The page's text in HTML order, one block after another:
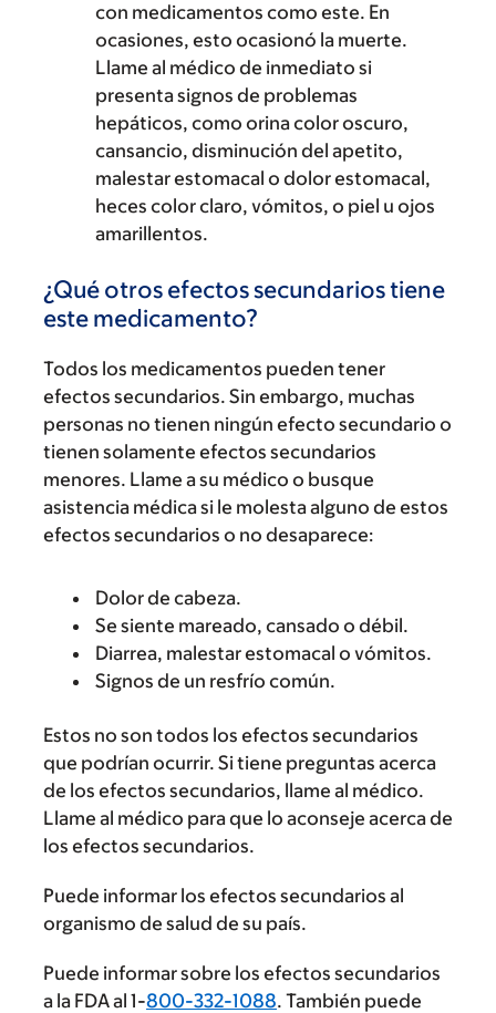
con medicamentos como este. En
ocasiones, esto ocasionó la muerte.
Llame al médico de inmediato si
presenta signos de problemas
hepáticos, como orina color oscuro,
cansancio, disminución del apetito,
malestar estomacal o dolor estomacal,
heces color claro, vómitos, o piel u ojos
amarillentos.
¿Qué otros efectos secundarios tiene
este medicamento?
Todos los medicamentos pueden tener
efectos secundarios. Sin embargo, muchas
personas no tienen ningún efecto secundario o
tienen solamente efectos secundarios
menores. Llame a su médico o busque
asistencia médica si le molesta alguno de estos
efectos secundarios o no desaparece:
Dolor de cabeza.
Se siente mareado, cansado o débil.
Diarrea, malestar estomacal o vómitos.
Signos de un resfrío común.
Estos no son todos los efectos secundarios
que podrían ocurrir. Si tiene preguntas acerca
de los efectos secundarios, llame al médico.
Llame al médico para que lo aconseje acerca de
los efectos secundarios.
Puede informar los efectos secundarios al
organismo de salud de su país.
Puede informar sobre los efectos secundarios
a la FDA al 1-800-332-1088. También puede